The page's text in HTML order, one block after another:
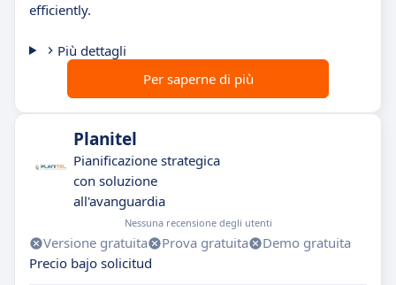
efficiently.
Più dettagli
Per saperne di più
Planitel
Pianificazione strategica
con soluzione
all'avanguardia
Nessuna recensione degli utenti
Versione gratuita Prova gratuita
Demo gratuita
Precio bajo solicitud